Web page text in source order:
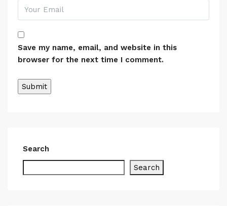
Save my name, email, and website in this
browser for the next time I comment.
Search
Search